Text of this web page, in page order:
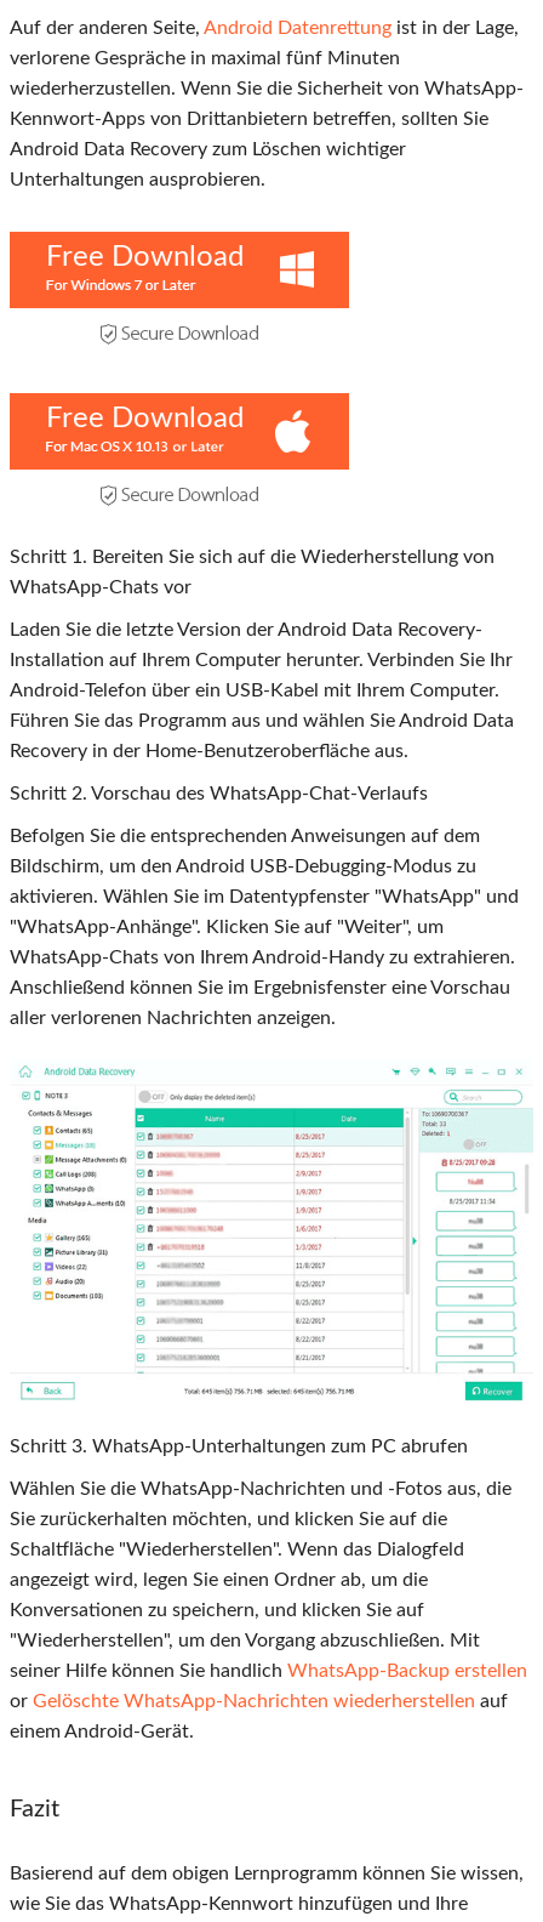
Auf der anderen Seite, Android Datenrettung ist in der Lage,
verlorene Gespräche in maximal fünf Minuten
wiederherzustellen. Wenn Sie die Sicherheit von WhatsApp-
Kennwort-Apps von Drittanbietern betreffen, sollten Sie
Android Data Recovery zum Löschen wichtiger
Unterhaltungen ausprobieren.
Free Download
Free Download
Schritt 1 . Bereiten Sie sich auf die Wiederherstellung von
WhatsApp-Chats vor
Laden Sie die letzte Version der Android Data Recovery-
Installation auf Ihrem Computer herunter. Verbinden Sie Ihr
Android-Telefon über ein USB-Kabel mit Ihrem Computer.
Führen Sie das Programm aus und wählen Sie Android Data
Recovery in der Home-Benutzeroberfläche aus.
Schritt 2. Vorschau des WhatsApp-Chat-Verlaufs
Befolgen Sie die entsprechenden Anweisungen auf dem
Bildschirm, um den Android USB-Debugging-Modus zu
aktivieren. Wählen Sie im Datentypfenster "WhatsApp" und
"WhatsApp-Anhänge". Klicken Sie auf "Weiter", um
WhatsApp-Chats von Ihrem Android-Handy zu extrahieren.
Anschließend können Sie im Ergebnisfenster eine Vorschau
aller verlorenen Nachrichten anzeigen.
Schritt 3. WhatsApp-Unterhaltungen zum PC abrufen
Wählen Sie die WhatsApp-Nachrichten und -Fotos aus, die
Sie zurückerhalten möchten, und klicken Sie auf die
Schaltfläche "Wiederherstellen". Wenn das Dialogfeld
angezeigt wird, legen Sie einen Ordner ab, um die
Konversationen zu speichern, und klicken Sie auf
"Wiederherstellen", um den Vorgang abzuschließen. Mit
seiner Hilfe können Sie handlich WhatsApp-Backup erstellen
or Gelöschte WhatsApp-Nachrichten wiederherstellen auf
einem Android-Gerät.
Fazit
Basierend auf dem obigen Lernprogramm können Sie wissen,
wie Sie das WhatsApp-Kennwort hinzufügen und Ihre